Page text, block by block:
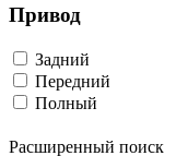
Привод
Задний
Передний
Полный
Расширенный поиск